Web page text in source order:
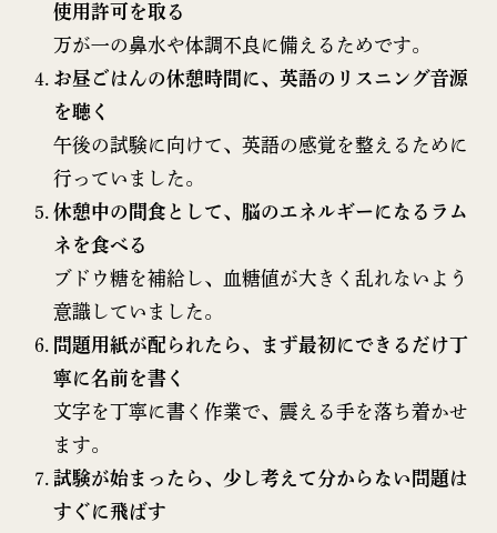
使用許可を取る
万が一の鼻水や体調不良に備えるためです。
お昼ごはんの休憩時間に、英語のリスニング音源
を聴く
午後の試験に向けて、英語の感覚を整えるために
行っていました。
休憩中の間食として、脳のエネルギーになるラム
ネを食べる
ブドウ糖を補給し、血糖値が大きく乱れないよう
意識していました。
問題用紙が配られたら、まず最初にできるだけ丁
寧に名前を書く
文字を丁寧に書く作業で、震える手を落ち着かせ
ます。
試験が始まったら、少し考えて分からない問題は
すぐに飛ばす